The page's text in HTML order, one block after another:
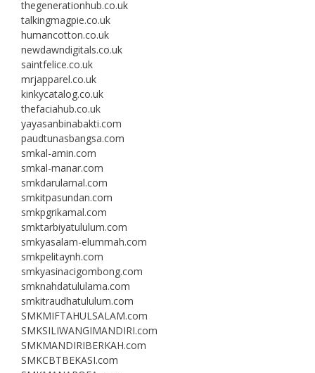
thegenerationhub.co.uk
talkingmagpie.co.uk
humancotton.co.uk
newdawndigitals.co.uk
saintfelice.co.uk
mrjapparel.co.uk
kinkycatalog.co.uk
thefaciahub.co.uk
yayasanbinabakti.com
paudtunasbangsa.com
smkal-amin.com
smkal-manar.com
smkdarulamal.com
smkitpasundan.com
smkpgrikamal.com
smktarbiyatululum.com
smkyasalam-elummah.com
smkpelitaynh.com
smkyasinacigombong.com
smknahdatululama.com
smkitraudhatululum.com
SMKMIFTAHULSALAM.com
SMKSILIWANGIMANDIRI.com
SMKMANDIRIBERKAH.com
SMKCBTBEKASI.com